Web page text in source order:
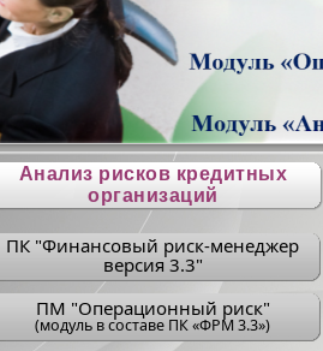
Анализ рисков кредитных
организаций
ПК "Финансовый риск-менеджер
версия 3.3"
ПM "Операционный риск"
(модуль в составе ПК «ФРМ 3.3»)